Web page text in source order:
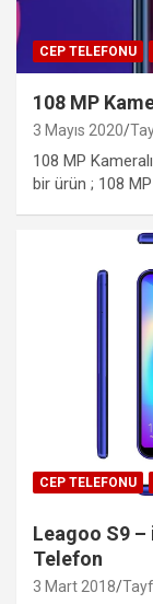
CEP TELEFONU
108 MP
3 Mayıs 2020
108 MP
bir ürün ; 108
CEP TELEFONU
Leagoo S9 –
Telefon
3 Mart 2018